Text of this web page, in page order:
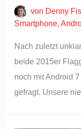
von Denny
Smartphone,
Nach zuletzt
beide 2015er
noch mit Android
gefragt. Unsere